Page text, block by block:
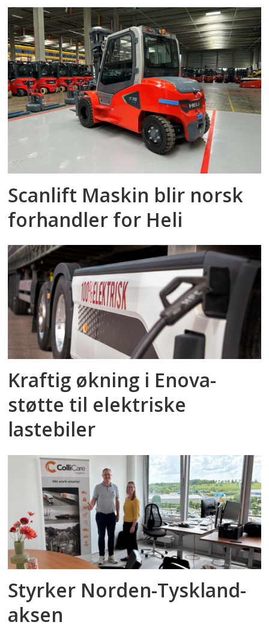
Scanlift Maskin blir norsk
forhandler for Heli
Kraftig økning i Enova-
støtte til elektriske
lastebiler
Styrker Norden-Tyskland-
aksen